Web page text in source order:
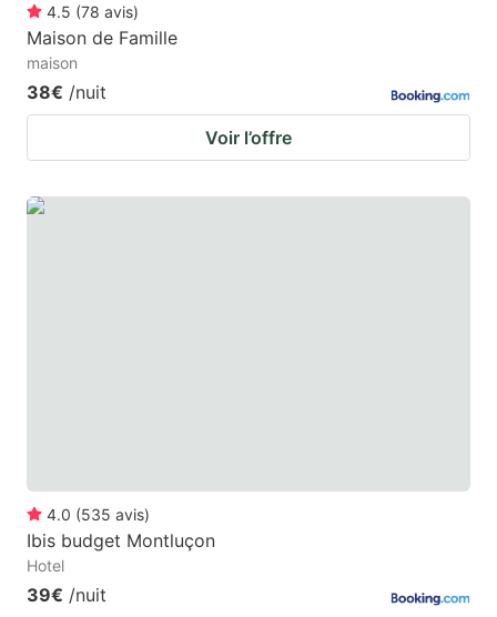
4.5 (78 avis)
Maison de Famille
maison
38€ /nuit
Voir l’offre
4.0 (535 avis)
Ibis budget Montluçon
Hotel
39€ /nuit